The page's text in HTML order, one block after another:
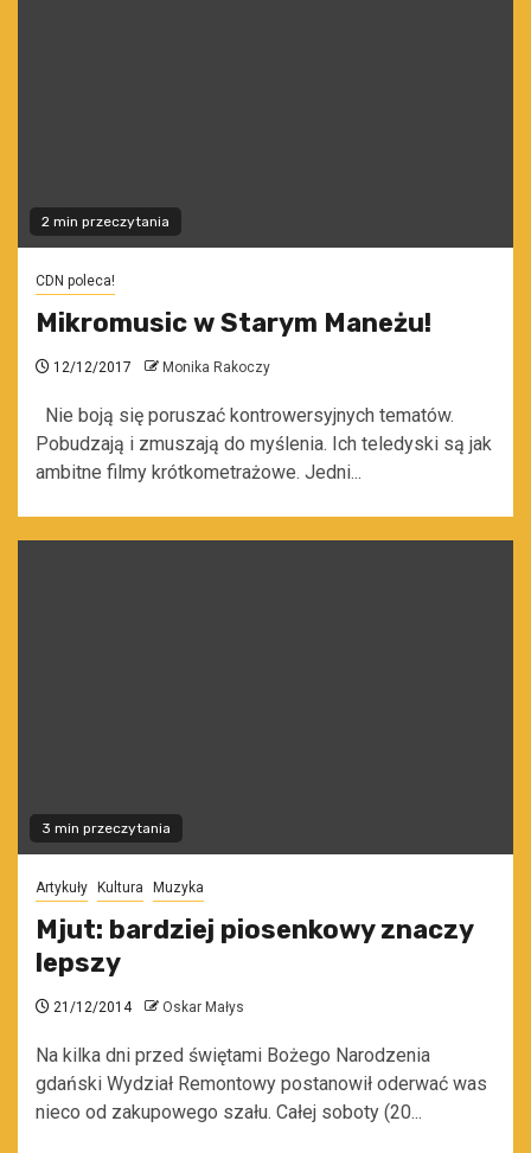
2 min przeczytania
CDN poleca!
Mikromusic w Starym Maneżu!
12/12/2017 Monika Rakoczy
Nie boją się poruszać kontrowersyjnych tematów.
Pobudzają i zmuszają do myślenia. Ich teledyski są jak
ambitne filmy krótkometrażowe. Jedni...
3 min przeczytania
Artykuły Kultura Muzyka
Mjut: bardziej piosenkowy znaczy
lepszy
21/12/2014 Oskar Małys
Na kilka dni przed świętami Bożego Narodzenia
gdański Wydział Remontowy postanowił oderwać was
nieco od zakupowego szału. Całej soboty (20...